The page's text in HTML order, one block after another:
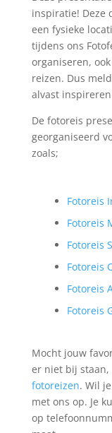
inspiratie! Deze
een fysieke
tijdens ons
organiseren,
reizen. Dus
alvast
De fotoreis
georganiseerd
zoals;
Fotoreis
Fotoreis
Fotoreis
Fotoreis
Fotoreis
Fotoreis
Mocht jouw
er niet bij staan,
fotoreizen. Wil
met ons op. Je
op